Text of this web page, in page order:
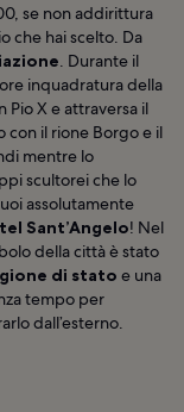
se non addirittura
che hai scelto. Da
. Durante il
inquadratura della
Pio X e attraversa il
con il rione Borgo e il
mentre lo
scultorei che lo
assolutamente
Sant’Angelo! Nel
della città è stato
di stato e una
tempo per
dall’esterno.